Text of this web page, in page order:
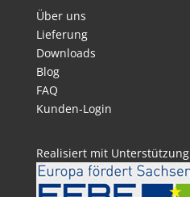
Über uns
Lieferung
Downloads
Blog
FAQ
Kunden-Login
Realisiert mit Unterstützung